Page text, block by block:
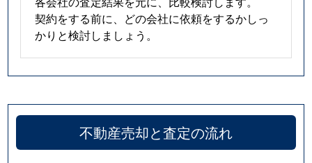
契約をする前に、どの会社に依頼をするかしっ
かりと検討しましょう。
不動産売却と査定の流れ